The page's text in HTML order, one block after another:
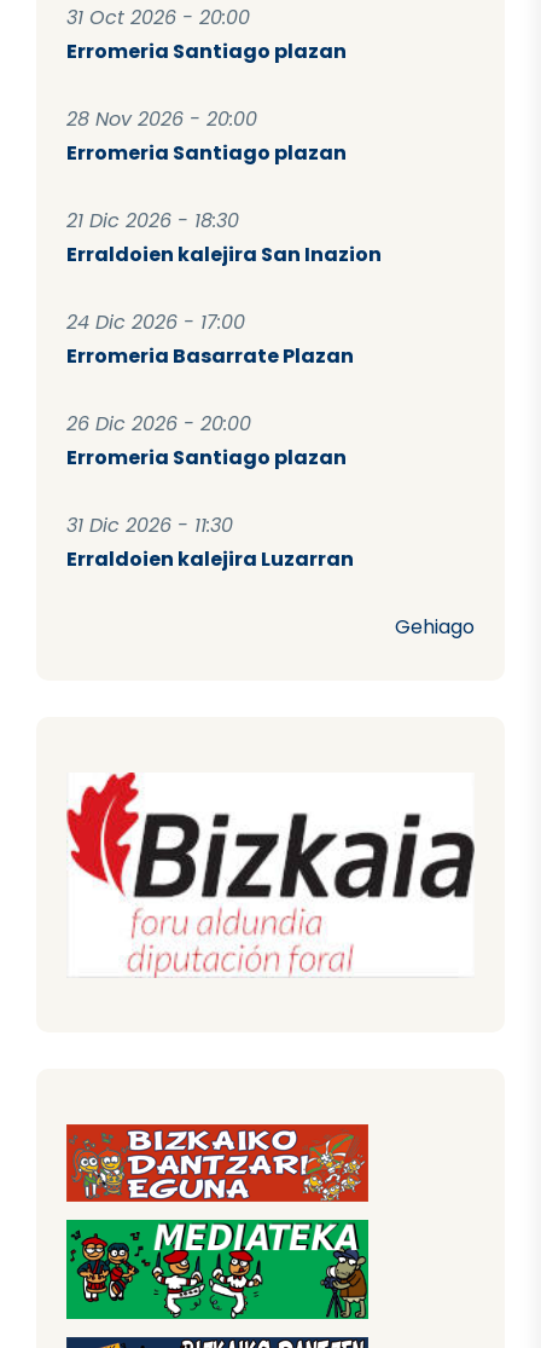
31 Oct 2026 - 20:00
Erromeria Santiago plazan
28 Nov 2026 - 20:00
Erromeria Santiago plazan
21 Dic 2026 - 18:30
Erraldoien kalejira San Inazion
24 Dic 2026 - 17:00
Erromeria Basarrate Plazan
26 Dic 2026 - 20:00
Erromeria Santiago plazan
31 Dic 2026 - 11:30
Erraldoien kalejira Luzarran
Gehiago